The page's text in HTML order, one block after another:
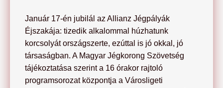
Január 17-én jubilál az Allianz Jégpályák
Éjszakája: tizedik alkalommal húzhatunk
korcsolyát országszerte, ezúttal is jó okkal, jó
társaságban. A Magyar Jégkorong Szövetség
tájékoztatása szerint a 16 órakor rajtoló
programsorozat központja a Városligeti